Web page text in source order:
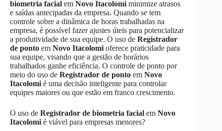
biometria facial em Novo Itacolomi minimize atrasos
e saídas antecipadas da empresa. Quando se tem
controle sobre a dinâmica de horas trabalhadas na
empresa, é possível fazer ajustes úteis para potencializar
a produtividade de sua equipe. O uso de Registrador
de ponto em Novo Itacolomi oferece praticidade para
sua equipe, visando que a gestão de horários
trabalhados ganhe eficiência. O controle de ponto por
meio do uso de Registrador de ponto em Novo
Itacolomi é uma decisão inteligente para controlar
equipes maiores ou que estão em franco crescimento.
O uso de Registrador de biometria facial em Novo
Itacolomi é viável para empresas menores?